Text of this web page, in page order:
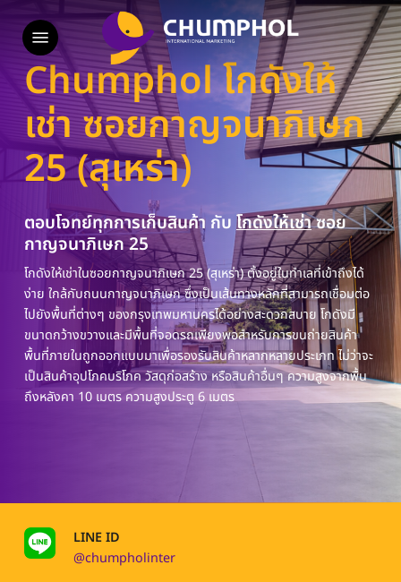
main
content
Menu
Chumphol โกดังให้
เช่า ซอยกาญจนาภิเษก
25 (สุเหร่า)
ตอบโจทย์ทุกการเก็บสินค้า กับโกดังให้เช่าซอย
กาญจนาภิเษก 25
โกดังให้เช่าในซอยกาญจนาภิเษก 25 (สุเหร่า) ตั้งอยู่ในทำเลที่เข้าถึงได้
ง่าย ใกล้กับถนนกาญจนาภิเษก ซึ่งเป็นเส้นทางหลักที่สามารถเชื่อมต่อ
ไปยังพื้นที่ต่างๆ ของกรุงเทพมหานครได้อย่างสะดวกสบาย โกดังมี
ขนาดกว้างขวางและมีพื้นที่จอดรถเพียงพอสำหรับการขนถ่ายสินค้า
พื้นที่ภายในถูกออกแบบมาเพื่อรองรับสินค้าหลากหลายประเภท ไม่ว่าจะ
เป็นสินค้าอุปโภคบริโภค วัสดุก่อสร้าง หรือสินค้าอื่นๆ ความสูงจากพื้น
ถึงหลังคา 10 เมตร ความสูงประตู 6 เมตร
LINE ID
@chumpholinter